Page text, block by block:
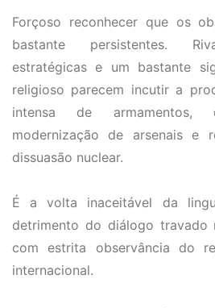
Forçoso reconhecer que os
bastante persistentes.
estratégicas e um bastante
religioso parecem incutir a
intensa de armamentos,
modernização de arsenais e
dissuasão nuclear.
É a volta inaceitável da
detrimento do diálogo
com estrita observância do
internacional.